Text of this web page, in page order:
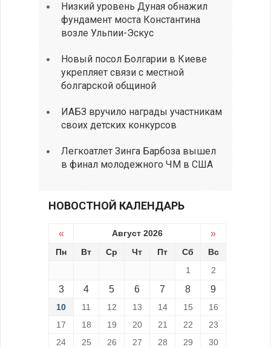
Низкий уровень Дуная обнажил
фундамент моста Константина
возле Ульпии-Эскус
Новый посол Болгарии в Киеве
укрепляет связи с местной
болгарской общиной
ИАБЗ вручило награды участникам
своих детских конкурсов
Легкоатлет Зинга Барбоза вышел
в финал молодежного ЧМ в США
НОВОСТНОЙ КАЛЕНДАРЬ
« Август 2026 »
Пн Вт Ср Чт Пт Сб
Вс
1
2
3 4 5 6 7 8 9
10 11 12 13 14 15
16
17
18 19 20 21 22
23
24
25 26 27 28 29 30